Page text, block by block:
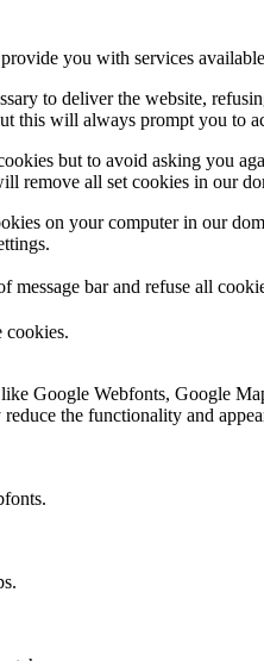
you with services
to deliver the website,
this will always prompt you to
but to avoid asking you
remove all set cookies in our
on your computer in our
message bar and refuse all
cookies.
Google Webfonts, Google
the functionality and